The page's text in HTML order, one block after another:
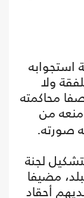
استجوابه
ولا
محاكمته
من
صورته.
لجنة
مضيفا
أحقاد